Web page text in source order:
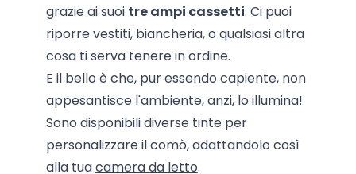
grazie ai suoi tre ampi cassetti. Ci puoi
riporre vestiti, biancheria, o qualsiasi altra
cosa ti serva tenere in ordine.
E il bello è che, pur essendo capiente, non
appesantisce l'ambiente, anzi, lo illumina!
Sono disponibili diverse tinte per
personalizzare il comò, adattandolo così
alla tuacamera da letto.